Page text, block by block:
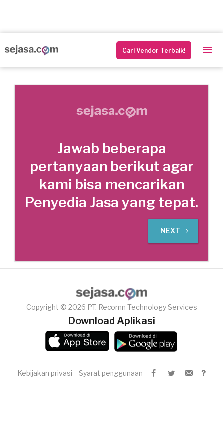
Cari Vendor Terbaik!
Jawab beberapa
pertanyaan berikut agar
kami bisa mencarikan
Penyedia Jasa yang tepat.
NEXT
Copyright © 2026 PT. Recomn Technology Services
Download Aplikasi
Kebijakan privasi Syarat penggunaan